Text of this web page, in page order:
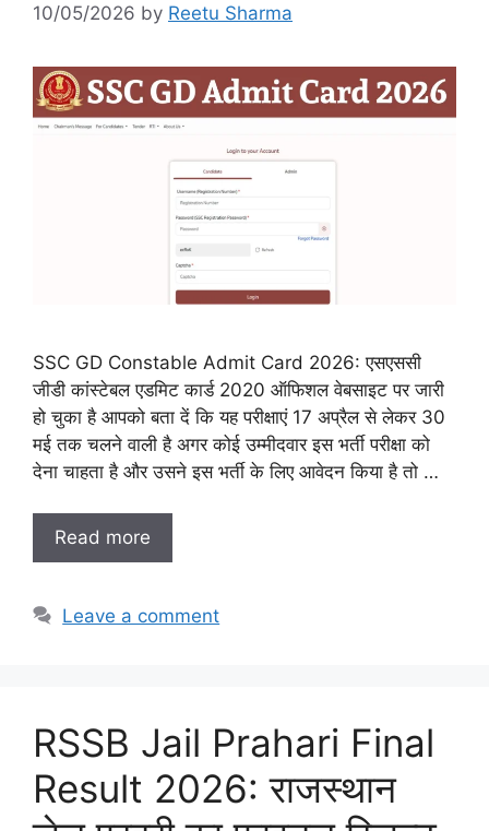
10/05/2026 by Reetu Sharma
SSC GD Constable Admit Card 2026: एसएससी
जीडी कांस्टेबल एडमिट कार्ड 2020 ऑफिशल वेबसाइट पर जारी
हो चुका है आपको बता दें कि यह परीक्षाएं 17 अप्रैल से लेकर 30
मई तक चलने वाली है अगर कोई उम्मीदवार इस भर्ती परीक्षा को
देना चाहता है और उसने इस भर्ती के लिए आवेदन किया है तो …
Read more
Leave a comment
RSSB Jail Prahari Final
Result 2026: राजस्थान